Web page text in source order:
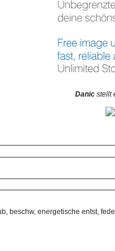
Danicstellt
beschw, energetische entst,